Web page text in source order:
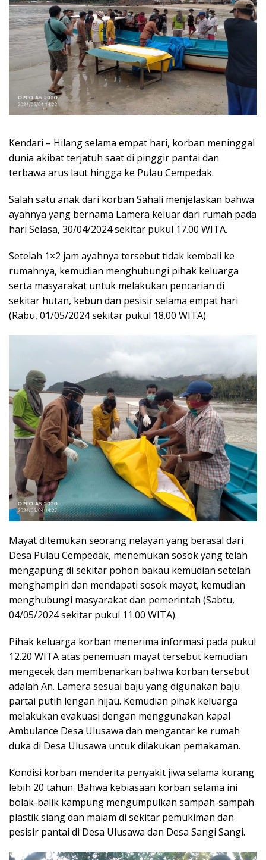
Kendari – Hilang selama empat hari, korban meninggal
dunia akibat terjatuh saat di pinggir pantai dan
terbawa arus laut hingga ke Pulau Cempedak.
Salah satu anak dari korban Sahali menjelaskan bahwa
ayahnya yang bernama Lamera keluar dari rumah pada
hari Selasa, 30/04/2024 sekitar pukul 17.00 WITA.
Setelah 1×2 jam ayahnya tersebut tidak kembali ke
rumahnya, kemudian menghubungi pihak keluarga
serta masyarakat untuk melakukan pencarian di
sekitar hutan, kebun dan pesisir selama empat hari
(Rabu, 01/05/2024 sekitar pukul 18.00 WITA).
Mayat ditemukan seorang nelayan yang berasal dari
Desa Pulau Cempedak, menemukan sosok yang telah
mengapung di sekitar pohon bakau kemudian setelah
menghampiri dan mendapati sosok mayat, kemudian
menghubungi masyarakat dan pemerintah (Sabtu,
04/05/2024 sekitar pukul 11.00 WITA).
Pihak keluarga korban menerima informasi pada pukul
12.20 WITA atas penemuan mayat tersebut kemudian
mengecek dan membenarkan bahwa korban tersebut
adalah An. Lamera sesuai baju yang digunakan baju
partai putih lengan hijau. Kemudian pihak keluarga
melakukan evakuasi dengan menggunakan kapal
Ambulance Desa Ulusawa dan mengantar ke rumah
duka di Desa Ulusawa untuk dilakukan pemakaman.
Kondisi korban menderita penyakit jiwa selama kurang
lebih 20 tahun. Bahwa kebiasaan korban selama ini
bolak-balik kampung mengumpulkan sampah-sampah
plastik siang dan malam di sekitar pemukiman dan
pesisir pantai di Desa Ulusawa dan Desa Sangi Sangi.